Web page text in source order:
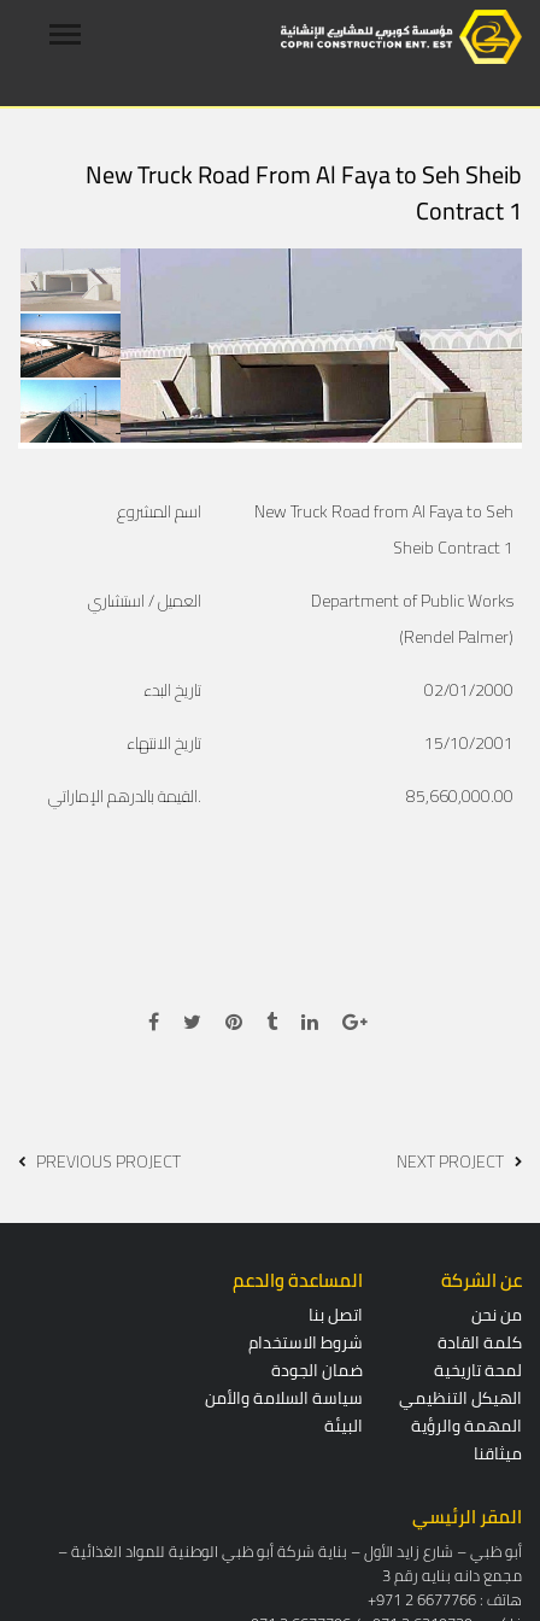
New Truck Road From Al Faya to Seh Sheib
Contract 1
اسم المشروع
New Truck Road from Al Faya to Seh
Sheib Contract 1
العميل / استشاري
Department of Public Works
(Rendel Palmer)
تاريخ البدء
02/01/2000
تاريخ الانتهاء
15/10/2001
القيمة بالدرهم الإماراتي.
85,660,000.00
PREVIOUS PROJECT NEXT PROJECT
عن الشركة
من نحن
كلمة القادة
لمحة تاريخية
الهيكل التنظيمي
المهمة والرؤية
ميثاقنا
المساعدة والدعم
اتصل بنا
شروط الاستخدام
ضمان الجودة
سياسة السلامة والأمن
البيئة
المقر الرئيسي
أبو ظبي – شارع زايد الأول – بناية شركة أبو ظبي الوطنية للمواد الغذائية –
مجمع دانه بنايه رقم 3
+971 2 6677766 : هاتف